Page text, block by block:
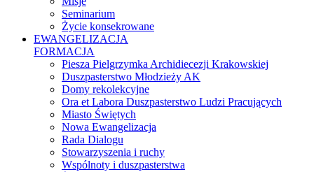
Seminarium
Życie konsekrowane
EWANGELIZACJA
FORMACJA
Piesza Pielgrzymka Archidiecezji Krakowskiej
Duszpasterstwo Młodzieży AK
Domy rekolekcyjne
Ora et Labora Duszpasterstwo Ludzi Pracujących
Miasto Świętych
Nowa Ewangelizacja
Rada Dialogu
Stowarzyszenia i ruchy
Wspólnoty i duszpasterstwa